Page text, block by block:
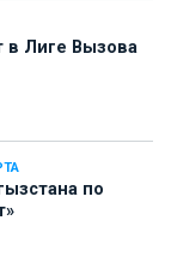
в Лиге Вызова
по